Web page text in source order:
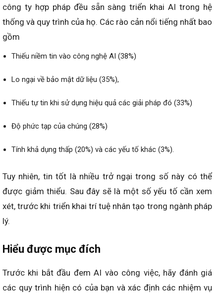
công ty hợp pháp đều sẵn sàng triển khai AI trong hệ
thống và quy trình của họ. Các rào cản nổi tiếng nhất bao
gồm
Thiếu niềm tin vào công nghệ AI (38%)
Lo ngại về bảo mật dữ liệu (35%),
Thiếu tự tin khi sử dụng hiệu quả các giải pháp đó (33%)
Độ phức tạp của chúng (28%)
Tính khả dụng thấp (20%) và các yếu tố khác (3%).
Tuy nhiên, tin tốt là nhiều trở ngại trong số này có thể
được giảm thiểu. Sau đây sẽ là một số yếu tố cần xem
xét, trước khi triển khai trí tuệ nhân tạo trong ngành pháp
lý.
Hiểu được mục đích
Trước khi bắt đầu đem AI vào công việc, hãy đánh giá
các quy trình hiện có của bạn và xác định các nhiệm vụ